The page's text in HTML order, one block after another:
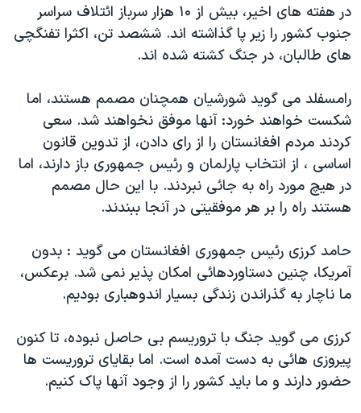
آرشیو پخش زنده
مجموعه مستندهای دادخواهی
تریبونال مردمی آبان ۹۸
چهل سال گروگان‌گیری
قانون شفافیت دارائی کادر رهبری ایران
اعتراضات مردمی آبان ۹۸
اسرائیل در جنگ
همایش محافظه‌کاران آمریکا «سی‌پک»
صفحه‌های ویژه
در هفته های اخير، بيش از ۱۰ هزار سرباز ائتلاف سراسر
جنوب کشور را زير پا گذاشته اند. ششصد تن، اکثرا تفنگچی
های طالبان، در جنگ کشته شده اند.
رامسفلد می گويد شورشيان همچنان مصمم هستند، اما
شکست خواهند خورد: آنها موفق نخواهند شد. سعی
کردند مردم افغانستان را از رای دادن، از تدوين قانون
اساسی ، از انتخاب پارلمان و رئيس جمهوری باز دارند، اما
در هيچ مورد راه به جائی نبردند. با اين حال مصمم
هستند راه را بر هر موفقيتی در آنجا ببندند.
حامد کرزی رئيس جمهوری افغانستان می گويد : بدون
آمريکا، چنين دستاوردهائی امکان پذير نمی شد. برعکس،
ما ناچار به گذراندن زندگی بسيار اندوهباری بوديم.
کرزی می گويد جنگ با تروريسم بی حاصل نبوده، تا کنون
پيروزی هائی به دست آمده است. اما بقايای تروريست ها
حضور دارند و ما بايد کشور را از وجود آنها پاک کنيم.